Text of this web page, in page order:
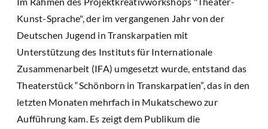
Kunst-Sprache", der im vergangenen Jahr von der
Deutschen Jugend in Transkarpatien mit
Unterstützung des Instituts für Internationale
Zusammenarbeit (IFA) umgesetzt wurde, entstand das
Theaterstück “Schönborn in Transkarpatien”, das in den
letzten Monaten mehrfach in Mukatschewo zur
Aufführung kam. Es zeigt dem Publikum die